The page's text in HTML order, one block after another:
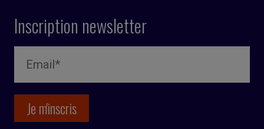
Inscription newsletter